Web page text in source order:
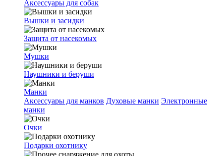
Аксессуары для собак
Вышки и засидки
Защита от насекомых
Мушки
Наушники и беруши
Манки
Аксессуары для манков Духовые манки Электронные
манки
Очки
Подарки охотнику